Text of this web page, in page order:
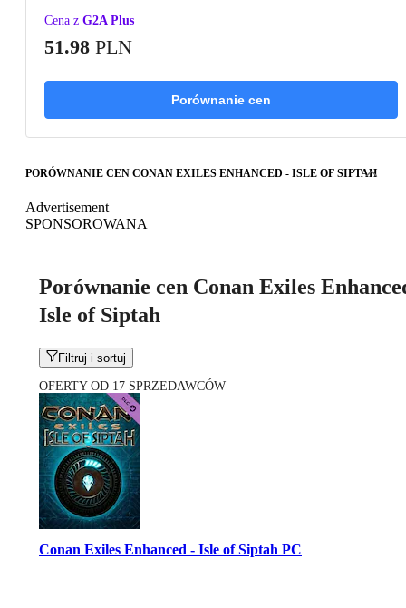
Cena z G2A Plus
51.98 PLN
Porównanie cen
PORÓWNANIE CEN CONAN EXILES ENHANCED - ISLE OF SIPTAH
Advertisement
SPONSOROWANA
Porównanie cen Conan Exiles
Isle of Siptah
Filtruj i sortuj
OFERTY OD 17 SPRZEDAWCÓW
Conan Exiles Enhanced - Isle of Siptah PC